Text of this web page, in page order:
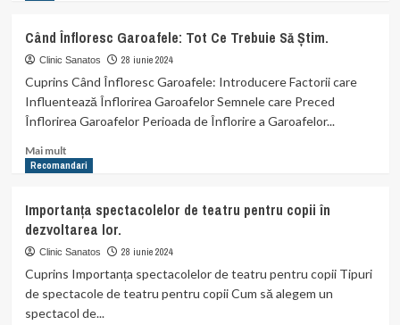
–
O
Alegere
Excelentă
Gardul
Când Înfloresc Garoafele: Tot Ce Trebuie Să Știm.
Clinic Sanatos 28 iunie 2024
Cuprins Când Înfloresc Garoafele: Introducere Factorii care
Influentează Înflorirea Garoafelor Semnele care Preced
Înflorirea Garoafelor Perioada de Înflorire a Garoafelor...
Mai multRead
more
Înfloresc
Garoafele:
Tot
Ce
Trebuie
Să
Știm.
Recomandari
Importanța spectacolelor de teatru pentru copii în
dezvoltarea lor.
Clinic Sanatos 28 iunie 2024
Cuprins Importanța spectacolelor de teatru pentru copii Tipuri
de spectacole de teatru pentru copii Cum să alegem un
spectacol de...